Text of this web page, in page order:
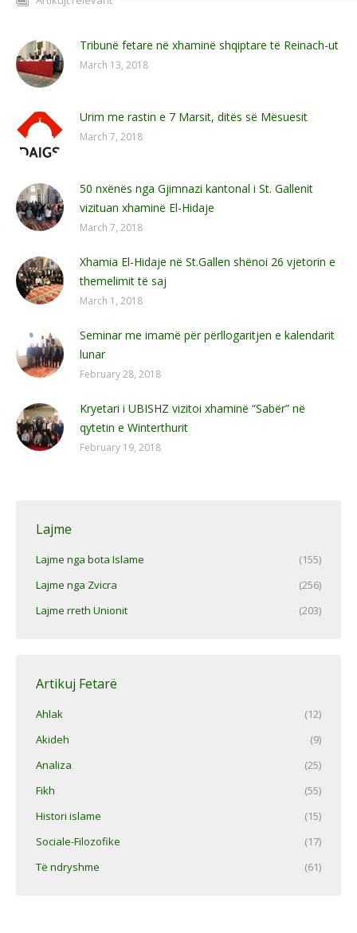
Tribunë fetare në xhaminë shqiptare të Reinach-ut
March 13, 2018
Urim me rastin e 7 Marsit, ditës së Mësuesit
March 7, 2018
50 nxënës nga Gjimnazi kantonal i St. Gallenit
vizituan xhaminë El-Hidaje
March 7, 2018
Xhamia El-Hidaje në St.Gallen shënoi 26 vjetorin e
themelimit të saj
March 1, 2018
Seminar me imamë për përllogaritjen e kalendarit
lunar
February 28, 2018
Kryetari i UBISHZ vizitoi xhaminë “Sabër” në
qytetin e Winterthurit
February 19, 2018
Lajme
Lajme nga bota Islame
(155)
Lajme nga Zvicra
(256)
Lajme rreth Unionit
(203)
Artikuj Fetarë
Ahlak
(12)
Akideh
(9)
Analiza
(25)
Fikh
(55)
Histori islame
(15)
Sociale-Filozofike
(17)
Të ndryshme
(61)